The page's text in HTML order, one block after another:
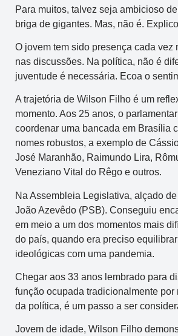
Para muitos, talvez seja ambicioso
briga de gigantes. Mas, não é.
O jovem tem sido presença cada vez
nas discussões. Na política, não é
juventude é necessária. Ecoa o
A trajetória de Wilson Filho é um
momento. Aos 25 anos, o
coordenar uma bancada em Brasília
nomes robustos, a exemplo de
José Maranhão, Raimundo Lira,
Veneziano Vital do Rêgo e outros.
Na Assembleia Legislativa, alçado
João Azevêdo (PSB). Conseguiu
em meio a um dos momentos mais
do país, quando era preciso
ideológicas com uma pandemia.
Chegar aos 33 anos lembrado para
função ocupada tradicionalmente por
da política, é um passo a ser
Jovem de idade, Wilson Filho